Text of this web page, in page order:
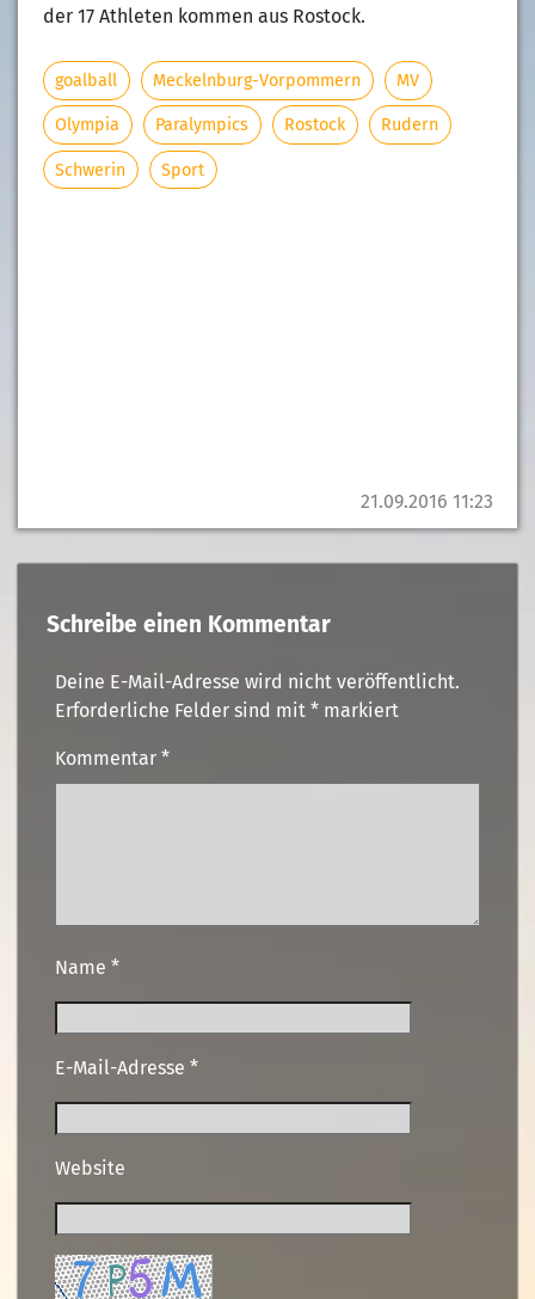
21.09.2016 11:23
der 17 Athleten kommen aus Rostock.
goalball Meckelnburg-Vorpommern MV
Olympia Paralympics Rostock Rudern
Schwerin Sport
Schreibe einen Kommentar
Deine E-Mail-Adresse wird nicht veröffentlicht.
Erforderliche Felder sind mit *markiert
Kommentar *
Name *
E-Mail-Adresse *
Website